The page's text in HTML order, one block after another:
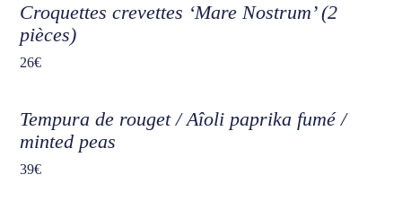
Croquettes crevettes ‘Mare Nostrum’ (2
pièces)
26€
Tempura de rouget / Aîoli paprika fumé /
minted peas
39€